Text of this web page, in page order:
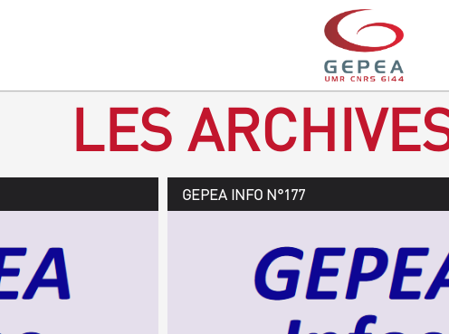
LES
GEPEA Infos n°178
Novembre 2019 > janvier 2020
TÉLÉCHARGEZ LE GEPEA
GEPEA INFO N°177